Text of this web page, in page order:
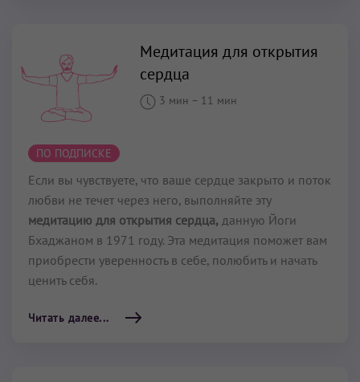
Медитация для открытия
сердца
3 мин – 11 мин
ПО ПОДПИСКЕ
Если вы чувствуете, что ваше сердце закрыто и поток
любви не течет через него, выполняйте эту
медитацию для открытия сердца, данную Йоги
Бхаджаном в 1971 году. Эта медитация поможет вам
приобрести уверенность в себе, полюбить и начать
ценить себя.
Читать далее...